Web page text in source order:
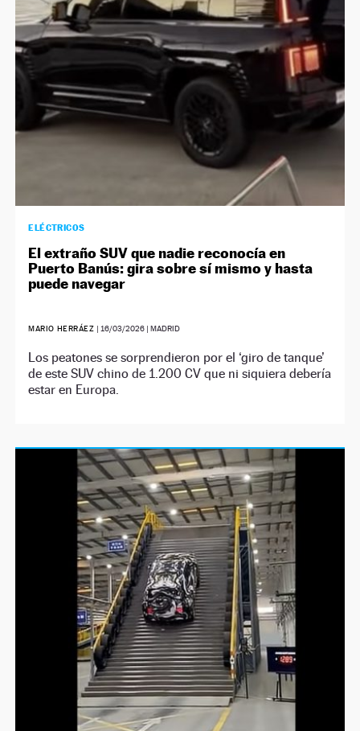
NEWSLETTER
SÍGUENOS
ELÉCTRICOS
El extraño SUV que nadie reconocía en
Puerto Banús: gira sobre sí mismo y hasta
puede navegar
MARIO HERRÁEZ | 16/03/2026| MADRID
Los peatones se sorprendieron por el ‘giro de tanque’
de este SUV chino de 1.200 CV que ni siquiera debería
estar en Europa.